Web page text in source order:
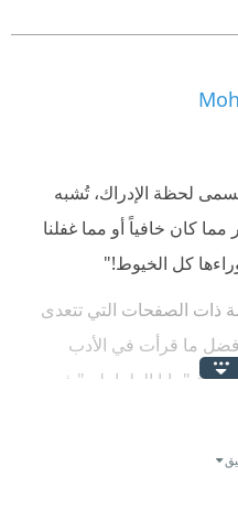
لحظة الإدراك، تُشبه
مما كان خافياً أو مما غفلنا
كل الخيوط!"
ذات الصفحات التي تتعدى
ما قرأت في الأدب
"مايا الطرابيلي" في
تخلو من السياسة أبداً، رغم
ثم بدأت تأثر في الأحداث،